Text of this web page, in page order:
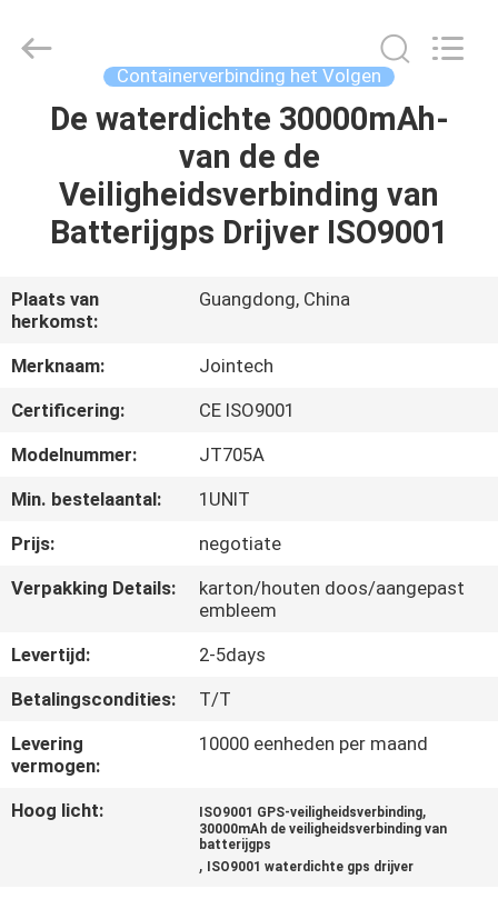
HUIS
PRODUCTEN
SHOW
ONGEVEER
ONS
KWALITEITSCONTROLE
CONTACTEER
ONS
VERZOEK
OM EEN
CITAAT
Technology
Containerverbinding het Volgen
De waterdichte 30000mAh-
van de de
Veiligheidsverbinding van
Batterijgps Drijver ISO9001
Plaats van
herkomst:
Guangdong, China
Merknaam:
Jointech
Certificering:
CE ISO9001
Modelnummer:
JT705A
Min. bestelaantal:
1UNIT
Prijs:
negotiate
Verpakking Details:
karton/houten doos/aangepast
embleem
Levertijd:
2-5days
Betalingscondities:
T/T
Levering
vermogen:
10000 eenheden per maand
Hoog licht: ISO9001 GPS-veiligheidsverbinding,
30000mAh de veiligheidsverbinding van
batterijgps
, ISO9001 waterdichte gps drijver